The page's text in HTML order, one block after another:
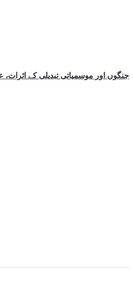
جنگوں اور موسمیاتی تبدیلی کے